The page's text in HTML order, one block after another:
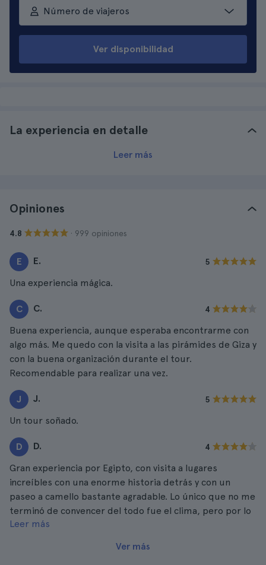
Número de viajeros
Ver disponibilidad
La experiencia en detalle
Leer más
Opiniones
4.8 · 999 opiniones
E E. 5
Una experiencia mágica.
C C. 4
Buena experiencia, aunque esperaba encontrarme con
algo más. Me quedo con la visita a las pirámides de Giza y
con la buena organización durante el tour.
Recomendable para realizar una vez.
J J. 5
Un tour soñado.
D D. 4
Gran experiencia por Egipto, con visita a lugares
increíbles con una enorme historia detrás y con un
paseo a camello bastante agradable. Lo único que no me
terminó de convencer del todo fue el clima, pero por lo
demás nada que criticar.
Leer más
Ver más